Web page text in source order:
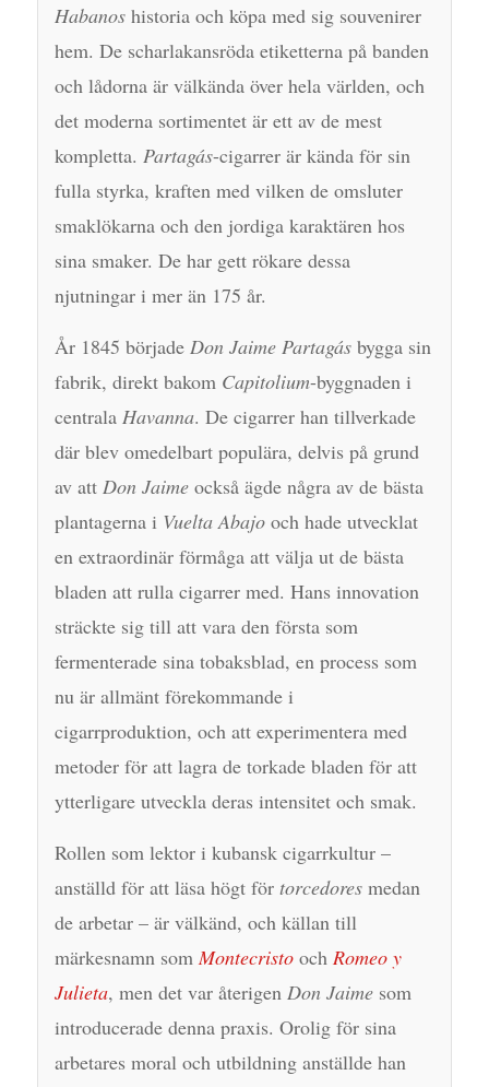
Habanoshistoria och köpa med sig souvenirer
hem. De scharlakansröda etiketterna på banden
och lådorna är välkända över hela världen, och
det moderna sortimentet är ett av de mest
kompletta. Partagás-cigarrer är kända för sin
fulla styrka, kraften med vilken de omsluter
smaklökarna och den jordiga karaktären hos
sina smaker. De har gett rökare dessa
njutningar i mer än 175 år.
År 1845 började Don Jaime Partagásbygga sin
fabrik, direkt bakom Capitolium-byggnaden i
centrala Havanna. De cigarrer han tillverkade
där blev omedelbart populära, delvis på grund
av att Don Jaimeockså ägde några av de bästa
plantagerna i Vuelta Abajooch hade utvecklat
en extraordinär förmåga att välja ut de bästa
bladen att rulla cigarrer med. Hans innovation
sträckte sig till att vara den första som
fermenterade sina tobaksblad, en process som
nu är allmänt förekommande i
cigarrproduktion, och att experimentera med
metoder för att lagra de torkade bladen för att
ytterligare utveckla deras intensitet och smak.
Rollen som lektor i kubansk cigarrkultur –
anställd för att läsa högt för torcedoresmedan
de arbetar – är välkänd, och källan till
märkesnamn somMontecristooch Romeo y
Julieta, men det var återigen Don Jaimesom
introducerade denna praxis. Orolig för sina
arbetares moral och utbildning anställde han